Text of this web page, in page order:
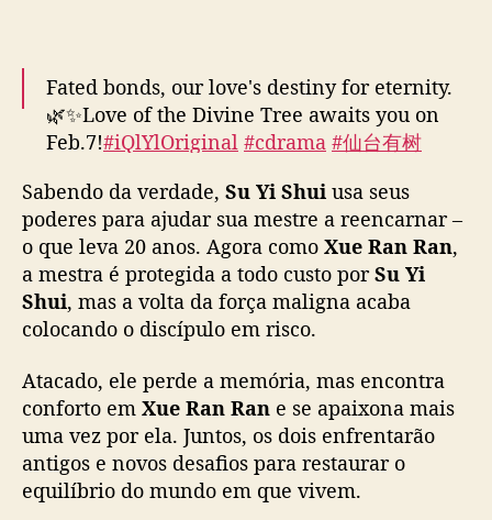
j
e
c
m
D
e
n
g
W
e
X
i
a
n
Fated bonds, our love's destiny for eternity.
🌿✨Love of the Divine Tree awaits you on
Feb.7!#iQlYlOriginal #cdrama #仙台有树
涵之 #XiangHanzhi #costumedrama
pic.twitter.com/2PgP5zxRfz
— iQIYI (@iQIYI)February 2, 2025
Sabendo da verdade, Su Yi Shui usa seus
poderes para ajudar sua mestre a reencarnar –
o que leva 20 anos. Agora como Xue Ran Ran,
a mestra é protegida a todo custo porSu Yi
Shui, mas a volta da força maligna acaba
colocando o discípulo em risco.
Atacado, ele perde a memória, mas encontra
conforto em Xue Ran Ran e se apaixona mais
uma vez por ela. Juntos, os dois enfrentarão
antigos e novos desafios para restaurar o
equilíbrio do mundo em que vivem.